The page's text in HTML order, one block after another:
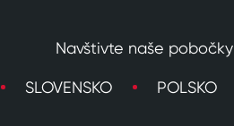
Navštivte naše pobočky
SLOVENSKO POLSKO